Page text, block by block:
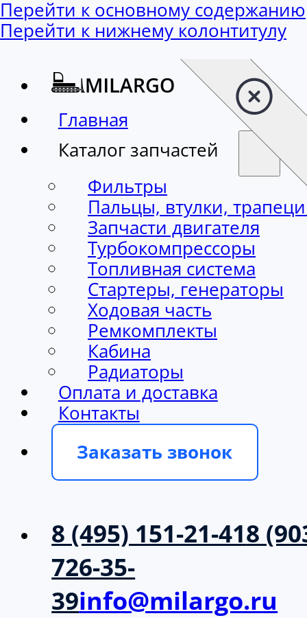
Перейти к основному содержанию
Перейти к нижнему колонтитулу
Главная
Каталог запчастей
Фильтры
Пальцы, втулки,
Запчасти двигателя
Турбокомпрессоры
Топливная система
Стартеры, генераторы
Ходовая часть
Ремкомплекты
Кабина
Радиаторы
Оплата и доставка
Контакты
Заказать звонок
8 (495) 151-21-418
726-35-
39info@milargo.ru